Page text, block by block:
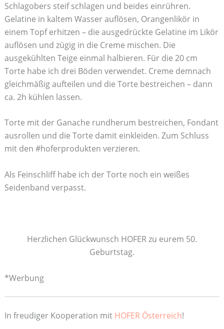
Schlagobers steif schlagen und beides einrühren.
Gelatine in kaltem Wasser auflösen, Orangenlikör in
einem Topf erhitzen – die ausgedrückte Gelatine im Likör
auflösen und zügig in die Creme mischen. Die
ausgekühlten Teige einmal halbieren. Für die 20 cm
Torte habe ich drei Böden verwendet. Creme demnach
gleichmäßig aufteilen und die Torte bestreichen – dann
ca. 2h kühlen lassen.
Torte mit der Ganache rundherum bestreichen, Fondant
ausrollen und die Torte damit einkleiden. Zum Schluss
mit den #hoferprodukten verzieren.
Als Feinschliff habe ich der Torte noch ein weißes
Seidenband verpasst.
Herzlichen Glückwunsch HOFER zu eurem 50.
Geburtstag.
*Werbung
In freudiger Kooperation mit HOFER Österreich!